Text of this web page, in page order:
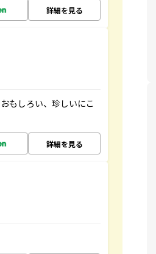
詳細を見る
もしろい、珍しいにこ
詳細を見る